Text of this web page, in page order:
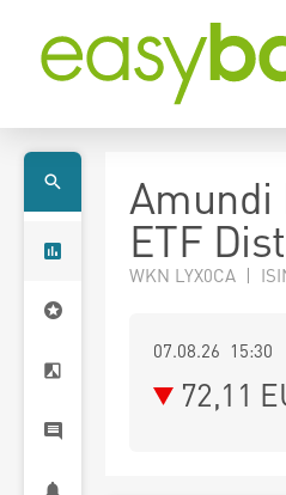
Amundi
ETF Dist
WKN LYX0CA |
07.08.26 15:30
72,11